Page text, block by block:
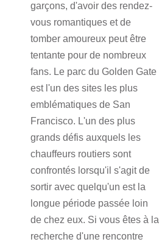
garçons, d'avoir des rendez-
vous romantiques et de
tomber amoureux peut être
tentante pour de nombreux
fans. Le parc du Golden Gate
est l'un des sites les plus
emblématiques de San
Francisco. L'un des plus
grands défis auxquels les
chauffeurs routiers sont
confrontés lorsqu'il s'agit de
sortir avec quelqu'un est la
longue période passée loin
de chez eux. Si vous êtes à la
recherche d'une rencontre